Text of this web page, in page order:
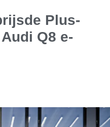
Plus-
Q8 e-